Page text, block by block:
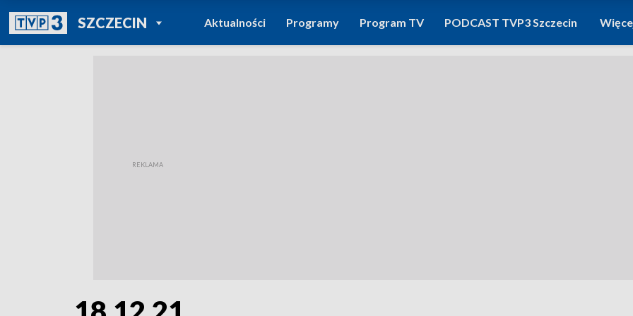
SZCZECINPOWRÓT DO
TVP REGIONY
Aktualności Programy Program TV PODCAST TVP3 Szczecin